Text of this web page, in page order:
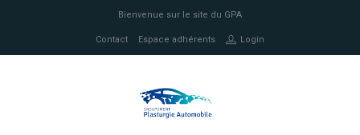
Bienvenue sur le site du GPA
Contact Espace adhérents Login